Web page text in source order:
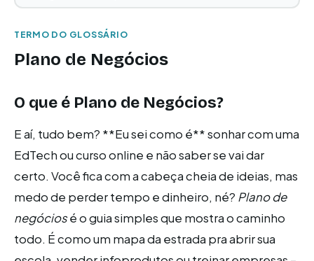
TERMO DO GLOSSÁRIO
Plano de Negócios
O que é Plano de Negócios?
E aí, tudo bem? **Eu sei como é** sonhar com uma
EdTech ou curso online e não saber se vai dar
certo. Você fica com a cabeça cheia de ideias, mas
medo de perder tempo e dinheiro, né? Plano de
negóciosé o guia simples que mostra o caminho
todo. É como um mapa da estrada pra abrir sua